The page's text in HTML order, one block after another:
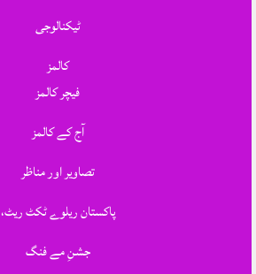
ٹیکنالوجی
کالمز
فیچر کالمز
آج کے کالمز
تصاویر اور مناظر
پاکستان ریلوے ٹکٹ ریٹ،
جشنِ مے فنگ